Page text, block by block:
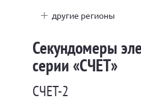
другие регионы
Секундомеры
серии «СЧЕТ»
СЧЕТ-2